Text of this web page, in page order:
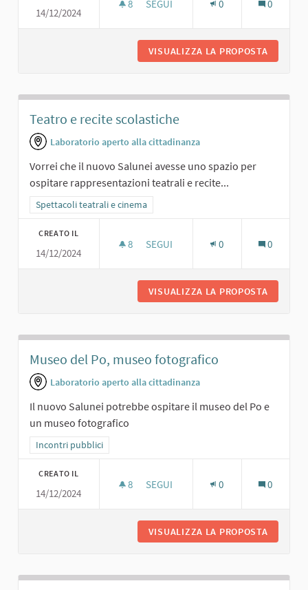
14/12/2024
8 8 SOSTENITORI
SEGUI 0 0
VISUALIZZA LA PROPOSTA
Teatro e recite scolastiche
Laboratorio aperto alla cittadinanza
Vorrei che il nuovo Salunei avesse uno spazio per
ospitare rappresentazioni teatrali e recite...
Filtra i risultati per categoria: Spettacoli teatrali e cinema
Spettacoli teatrali e cinema
CREATO IL
14/12/2024
8 8 SOSTENITORI
SEGUI 0 0
VISUALIZZA LA PROPOSTA
Museo del Po, museo fotografico
Laboratorio aperto alla cittadinanza
Il nuovo Salunei potrebbe ospitare il museo del Po e
un museo fotografico
Filtra i risultati per categoria: Incontri pubblici
Incontri pubblici
CREATO IL
14/12/2024
8 8 SOSTENITORI
SEGUI 0 0
VISUALIZZA LA PROPOSTA